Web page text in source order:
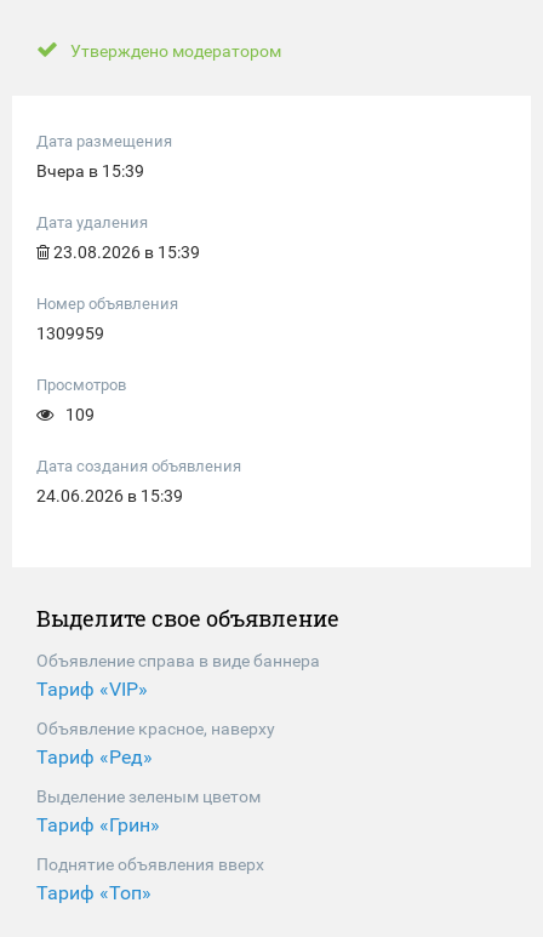
Утверждено модератором
Дата размещения
Вчера в 15:39
Дата удаления
23.08.2026 в 15:39
Номер объявления
1309959
Просмотров
109
Дата создания объявления
24.06.2026 в 15:39
Выделите свое объявление
Объявление справа в виде баннера
Тариф «VIP»
Объявление красное, наверху
Тариф «Ред»
Выделение зеленым цветом
Тариф «Грин»
Поднятие объявления вверх
Тариф «Топ»